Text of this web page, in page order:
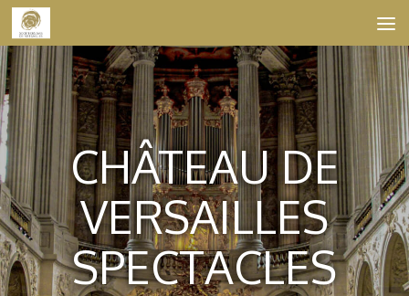
Skip to content
CHÂTEAU DE
VERSAILLES
SPECTACLES